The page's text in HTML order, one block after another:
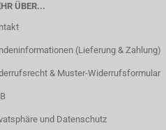
ÜBER...
(Lieferung & Zahlung)
& Muster-Widerrufsformular
und Datenschutz